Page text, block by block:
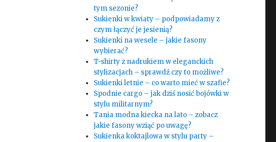
tym sezonie?
Sukienki w kwiaty – podpowiadamy z
czym łączyć je jesienią?
Sukienki na wesele – jakie fasony
wybierać?
T-shirty z nadrukiem w eleganckich
stylizacjach – sprawdź czy to możliwe?
Sukienki letnie – co warto mieć w szafie?
Spodnie cargo – jak dziś nosić bojówki w
stylu militarnym?
Tania modna kiecka na lato – zobacz
jakie fasony wziąć po uwagę?
Sukienka koktajlowa w stylu party –